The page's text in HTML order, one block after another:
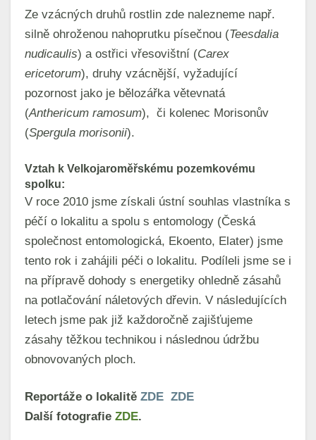
Ze vzácných druhů rostlin zde nalezneme např.
silně ohroženou nahoprutku písečnou (Teesdalia
nudicaulis) a ostřici vřesovištní (Carex
ericetorum), druhy vzácnější, vyžadující
pozornost jako je bělozářka větevnatá
(Anthericum ramosum), či kolenec Morisonův
(Spergula morisonii).
Vztah k Velkojaroměřskému pozemkovému
spolku:
V roce 2010 jsme získali ústní souhlas vlastníka s
péčí o lokalitu a spolu s entomology (Česká
společnost entomologická, Ekoento, Elater) jsme
tento rok i zahájili péči o lokalitu. Podíleli jsme se i
na přípravě dohody s energetiky ohledně zásahů
na potlačování náletových dřevin. V následujících
letech jsme pak již každoročně zajišťujeme
zásahy těžkou technikou i následnou údržbu
obnovovaných ploch.
Reportáže o lokalitě ZDE ZDE
Další fotografie ZDE.